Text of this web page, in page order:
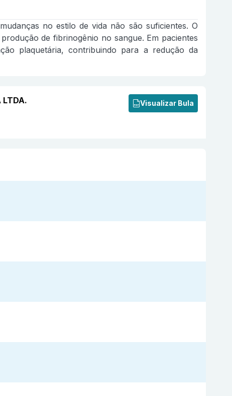
no estilo de vida não são suficientes. O
de fibrinogênio no sangue. Em pacientes
plaquetária, contribuindo para a redução da
Visualizar Bula